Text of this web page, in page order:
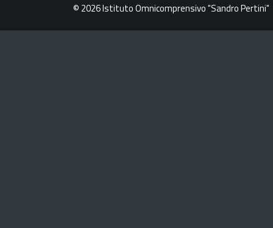
© 2026 Istituto Omnicomprensivo "Sandro Pertini"